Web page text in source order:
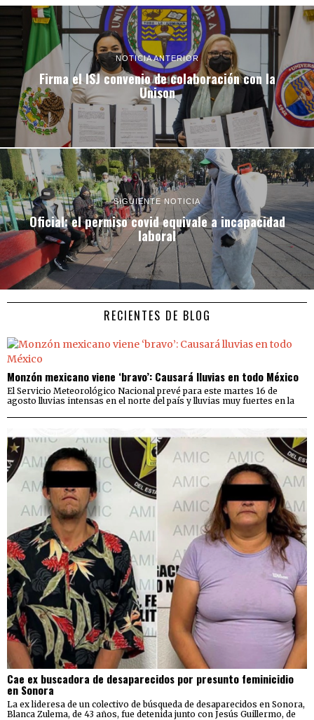
NOTICIA ANTERIOR
Firma el ISJ convenio de colaboración con la
Unison
SIGUIENTE NOTICIA
Oficial: el permiso covid equivale a incapacidad
laboral
RECIENTES DE BLOG
Monzón mexicano viene ‘bravo’: Causará lluvias en todo México
El Servicio Meteorológico Nacional prevé para este martes 16 de
agosto lluvias intensas en el norte del país y lluvias muy fuertes en la
Cae ex buscadora de desaparecidos por presunto feminicidio
en Sonora
La ex lideresa de un colectivo de búsqueda de desaparecidos en Sonora,
Blanca Zulema, de 43 años, fue detenida junto con Jesús Guillermo, de